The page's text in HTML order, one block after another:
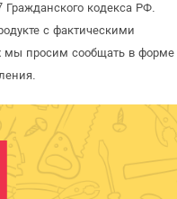
кодекса РФ.
с фактическими
мы просим сообщать в форме